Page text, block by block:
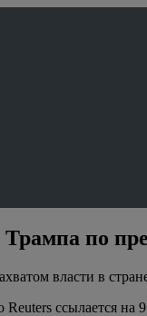
Трампа по
власти в
ссылается на 9